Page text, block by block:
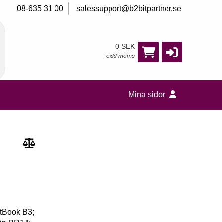
08-635 31 00 salessupport@b2bitpartner.se
0 SEK
exkl moms
Mina sidor
B3;